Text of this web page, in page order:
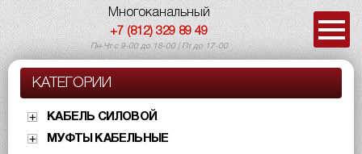
Многоканальный
+7 (812) 329 89 49
Пн-Чт с 9-00 до 18-00 | Пт до 17-00
КАТЕГОРИИ
КАБЕЛЬ СИЛОВОЙ
МУФТЫ КАБЕЛЬНЫЕ